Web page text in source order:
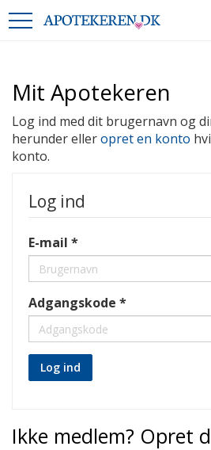
Mit Apotekeren
Log ind med dit brugernavn og
herunder elleropret en konto
konto.
Log ind
E-mail
Adgangskode
Log ind
Ikke medlem? Opret